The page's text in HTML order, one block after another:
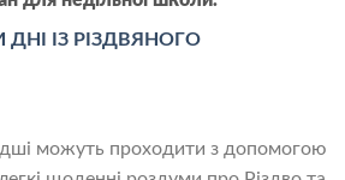
ДНІ ІЗ РІЗДВЯНОГО
можуть проходити з допомогою